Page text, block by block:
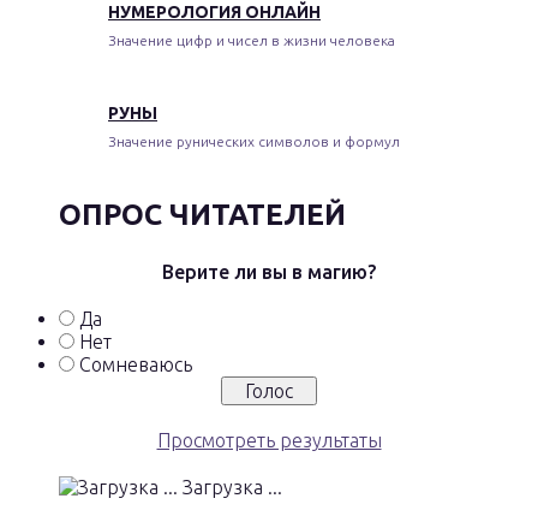
НУМЕРОЛОГИЯ ОНЛАЙН
Значение цифр и чисел в жизни человека
РУНЫ
Значение рунических символов и формул
ОПРОС ЧИТАТЕЛЕЙ
Верите ли вы в магию?
Да
Нет
Сомневаюсь
Просмотреть результаты
Загрузка ...